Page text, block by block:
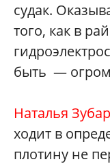
судак.
того, как в
быть —
Наталья
ходит в
плотину не